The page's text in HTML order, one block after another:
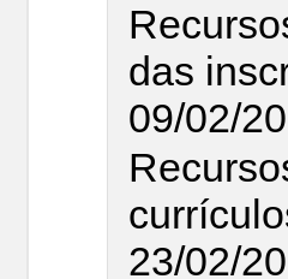
das
09/02/
23/02/